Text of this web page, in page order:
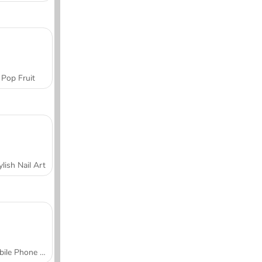
Pop Fruit
Nail Art
Mobile Phone Case Design & DIY